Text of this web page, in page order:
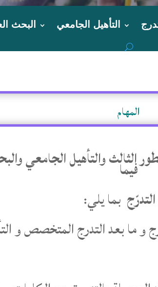
التأهيل الجامعي البحث
المهام
الثالث والتأهيل الجامعي
فيما
بما يلي:
و ما بعد التدرج المتخصص و